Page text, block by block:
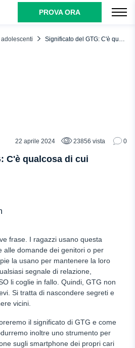
PROVA ORA
Significato del GTG: C'è qualcosa di cui preoccuparsi?
22 aprile 2024 23856 vista 0
C'è qualcosa di cui
frase. I ragazzi usano questa
alle domande dei genitori o per
la usano per mantenere la loro
segnale di relazione,
li coglie in fallo. Quindi, GTG non
Si tratta di nascondere segreti e
vicini.
il significato di GTG e come
inoltre uno strumento per
sugli smartphone dei propri cari
GTG: Quando si usa?